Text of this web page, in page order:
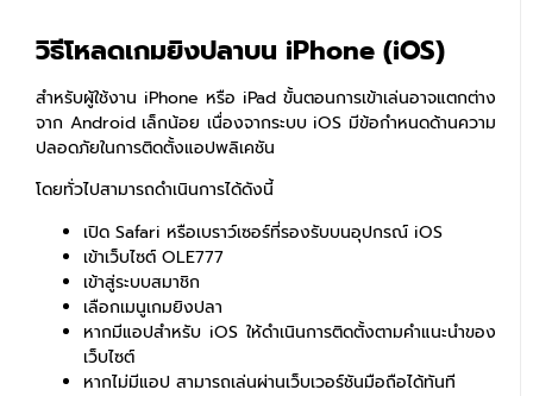
วิธีโหลดเกมยิงปลาบน iPhone (iOS)
สำหรับผู้ใช้งาน iPhone หรือ iPad ขั้นตอนการเข้าเล่นอาจแตกต่าง
จาก Android เล็กน้อย เนื่องจากระบบ iOS มีข้อกำหนดด้านความ
ปลอดภัยในการติดตั้งแอปพลิเคชัน
โดยทั่วไปสามารถดำเนินการได้ดังนี้
เปิด Safari หรือเบราว์เซอร์ที่รองรับบนอุปกรณ์ iOS
เข้าเว็บไซต์ OLE777
เข้าสู่ระบบสมาชิก
เลือกเมนูเกมยิงปลา
หากมีแอปสำหรับ iOS ให้ดำเนินการติดตั้งตามคำแนะนำของ
เว็บไซต์
หากไม่มีแอป สามารถเล่นผ่านเว็บเวอร์ชันมือถือได้ทันที